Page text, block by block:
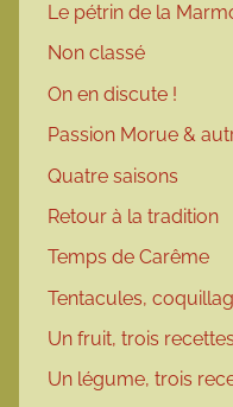
Le pétrin de la
Non classé
On en discute !
Passion Morue &
Quatre saisons
Retour à la tradition
Temps de Carême
Tentacules,
Un fruit, trois recettes
Un légume, trois